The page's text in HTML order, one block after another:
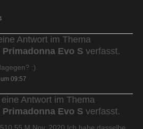
Antwort im Thema
Evo S verfasst.
:)
09:57
Antwort im Thema
Evo S verfasst.
Nov. 2020 Ich habe dasselbe